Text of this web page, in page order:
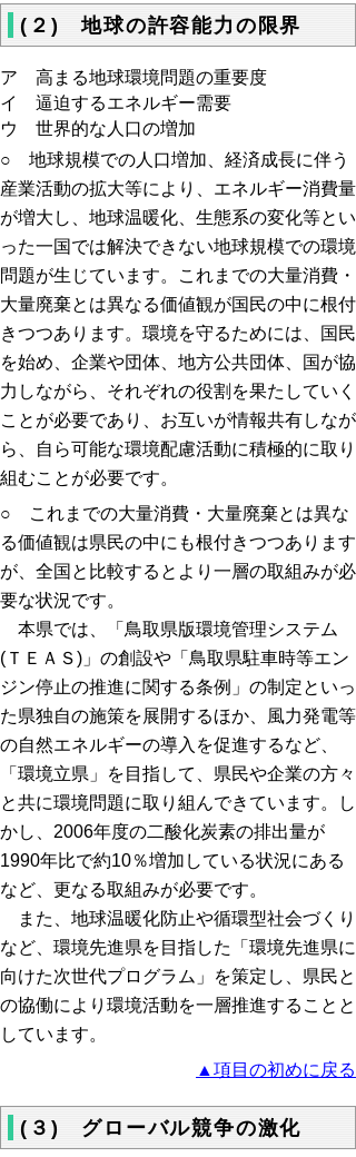
(２) 地球の許容能力の限界
ア 高まる地球環境問題の重要度
イ 逼迫するエネルギー需要
ウ 世界的な人口の増加
○ 地球規模での人口増加、経済成長に伴う
産業活動の拡大等により、エネルギー消費量
が増大し、地球温暖化、生態系の変化等とい
った一国では解決できない地球規模での環境
問題が生じています。これまでの大量消費・
大量廃棄とは異なる価値観が国民の中に根付
きつつあります。環境を守るためには、国民
を始め、企業や団体、地方公共団体、国が協
力しながら、それぞれの役割を果たしていく
ことが必要であり、お互いが情報共有しなが
ら、自ら可能な環境配慮活動に積極的に取り
組むことが必要です。
○ これまでの大量消費・大量廃棄とは異な
る価値観は県民の中にも根付きつつあります
が、全国と比較するとより一層の取組みが必
要な状況です。
本県では、「鳥取県版環境管理システム
(ＴＥＡＳ)」の創設や「鳥取県駐車時等エン
ジン停止の推進に関する条例」の制定といっ
た県独自の施策を展開するほか、風力発電等
の自然エネルギーの導入を促進するなど、
「環境立県」を目指して、県民や企業の方々
と共に環境問題に取り組んできています。し
かし、2006年度の二酸化炭素の排出量が
1990年比で約10％増加している状況にある
など、更なる取組みが必要です。
また、地球温暖化防止や循環型社会づくり
など、環境先進県を目指した「環境先進県に
向けた次世代プログラム」を策定し、県民と
の協働により環境活動を一層推進することと
しています。
▲項目の初めに戻る
(３) グローバル競争の激化